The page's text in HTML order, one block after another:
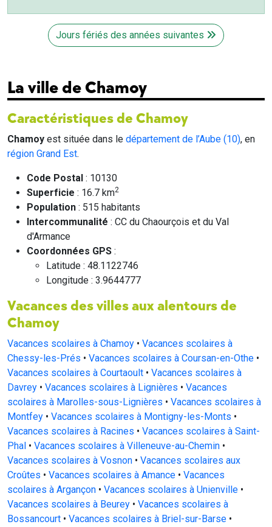
Jours fériés des années suivantes
La ville de Chamoy
Caractéristiques de Chamoy
Chamoy est située dans le département de l’Aube (10), en
région Grand Est.
Code Postal : 10130
Superficie : 16.7 km2
Population : 515 habitants
Intercommunalité : CC du Chaourçois et du Val
d'Armance
Coordonnées GPS :
Latitude : 48.1122746
Longitude : 3.9644777
Vacances des villes aux alentours de
Chamoy
Vacances scolaires à Chamoy • Vacances scolaires à
Chessy-les-Prés • Vacances scolaires à Coursan-en-Othe •
Vacances scolaires à Courtaoult • Vacances scolaires à
Davrey • Vacances scolaires à Lignières • Vacances
scolaires à Marolles-sous-Lignières • Vacances scolaires à
Montfey • Vacances scolaires à Montigny-les-Monts •
Vacances scolaires à Racines • Vacances scolaires à Saint-
Phal • Vacances scolaires à Villeneuve-au-Chemin •
Vacances scolaires à Vosnon • Vacances scolaires aux
Croûtes • Vacances scolaires à Amance • Vacances
scolaires à Argançon • Vacances scolaires à Unienville •
Vacances scolaires à Beurey • Vacances scolaires à
Bossancourt • Vacances scolaires à Briel-sur-Barse •